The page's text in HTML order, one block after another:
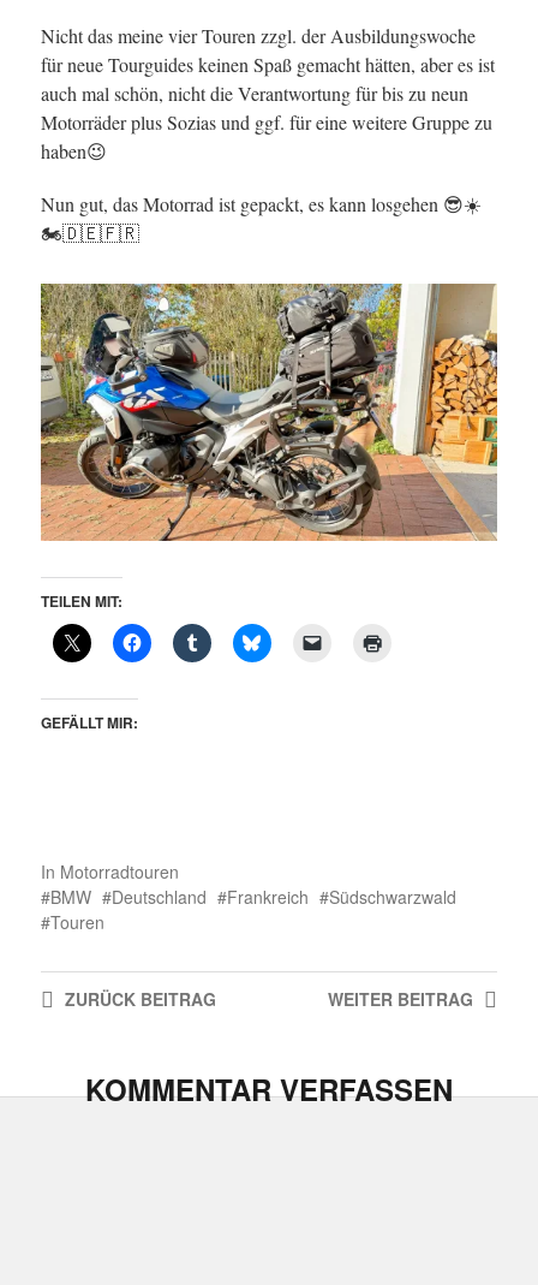
Nicht das meine vier Touren zzgl. der Ausbildungswoche
für neue Tourguides keinen Spaß gemacht hätten, aber es ist
auch mal schön, nicht die Verantwortung für bis zu neun
Motorräder plus Sozias und ggf. für eine weitere Gruppe zu
haben😉
Nun gut, das Motorrad ist gepackt, es kann losgehen 😎☀️
🏍️🇩🇪🇫🇷
TEILEN MIT:
GEFÄLLT MIR:
In Motorradtouren
BMW
Deutschland Frankreich
Südschwarzwald
Touren
WEITER BEITRAG
ZURÜCKBEITRAG
KOMMENTAR VERFASSEN